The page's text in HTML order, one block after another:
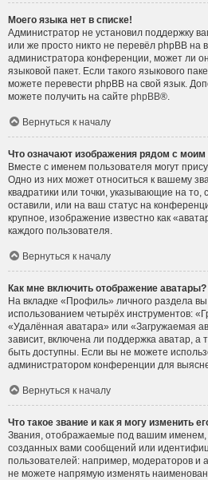
Моего языка нет в списке!
Администратор не установил поддержку
или же просто никто не перевёл phpBB на
администратора конференции, может ли
языковой пакет. Если такого языкового
можете перевести phpBB на свой язык.
можете получить на сайте phpBB®.
Вернуться к началу
Что означают изображения рядом с
Вместе с именем пользователя могут
Одно из них может относиться к вашему
квадратики или точки, указывающие на то,
оставили, или на ваш статус на
крупное, изображение известно как
каждого пользователя.
Вернуться к началу
Как мне включить отображение аватары?
На вкладке «Профиль» личного раздела
использованием четырёх инструментов:
«Удалённая аватара» или «Загружаемая
зависит, включена ли поддержка аватар, а
быть доступны. Если вы не можете
администратором конференции для
Вернуться к началу
Что такое звание и как я могу изменить
Звания, отображаемые под вашим именем,
созданных вами сообщений или
пользователей: например, модераторов и
не можете напрямую изменять